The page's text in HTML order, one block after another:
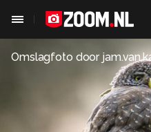
Omslagfoto door